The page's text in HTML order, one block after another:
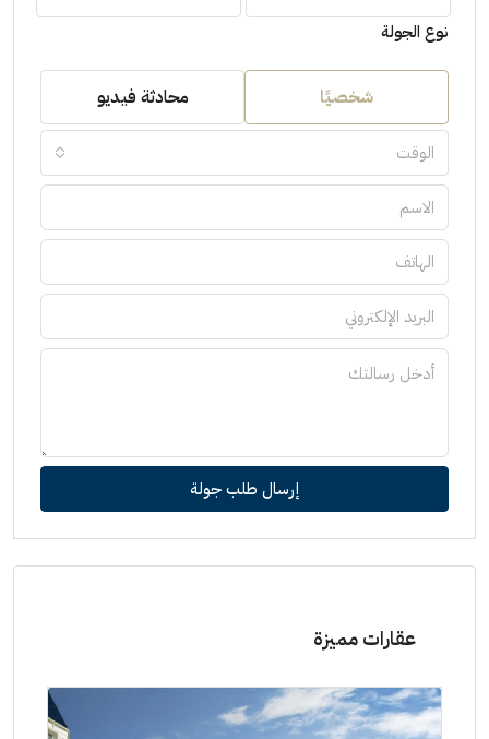
نوع الجولة
شخصيًا محادثة فيديو
الوقت
إرسال طلب جولة
عقارات مميزة